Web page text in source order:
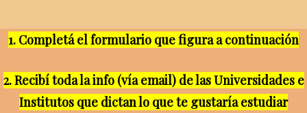
1. Completá el formulario que figura a continuación
2. Recibí toda la info (vía email) de las Universidades e
Institutos que dictan lo que te gustaría estudiar